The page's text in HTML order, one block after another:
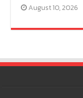
August 10, 2026